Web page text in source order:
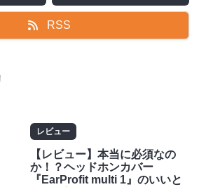
RSS
レビュー
【レビュー】本当に必須なの
か！？ヘッドホンカバー
『EarProfit multi 1』のいいと